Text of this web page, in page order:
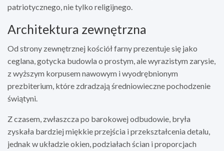
patriotycznego, nie tylko religijnego.
Architektura zewnętrzna
Od strony zewnętrznej kościół far­ny prezentuje się jako
ceglana, gotycka budowla o prostym, ale wyrazistym zarysie,
z wyższym korpusem nawowym i wyodrębnionym
prezbiterium, które zdradzają średniowieczne pochodzenie
świątyni.
Z czasem, zwłaszcza po barokowej odbudowie, bryła
zyskała bardziej miękkie przejścia i przekształcenia detalu,
jednak w układzie okien, podziałach ścian i proporcjach